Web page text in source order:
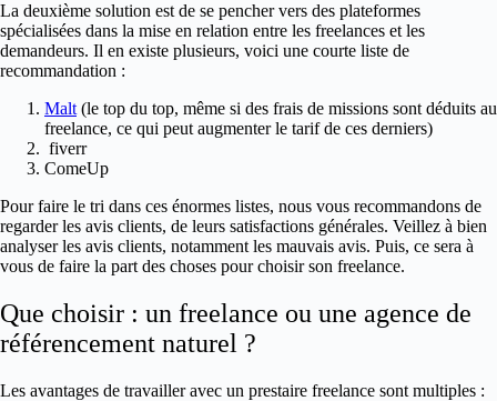
La deuxième solution est de se pencher vers des plateformes
spécialisées dans la mise en relation entre les freelances et les
demandeurs. Il en existe plusieurs, voici une courte liste de
recommandation :
Malt (le top du top, même si des frais de missions sont déduits au
freelance, ce qui peut augmenter le tarif de ces derniers)
fiverr
ComeUp
Pour faire le tri dans ces énormes listes, nous vous recommandons de
regarder les avis clients, de leurs satisfactions générales. Veillez à bien
analyser les avis clients, notamment les mauvais avis. Puis, ce sera à
vous de faire la part des choses pour choisir son freelance.
Que choisir : un freelance ou une agence de
référencement naturel ?
Les avantages de travailler avec un prestaire freelance sont multiples :